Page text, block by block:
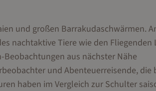
und großen Barrakudaschwärmen.
nachtaktive Tiere wie den Fliegenden
aus nächster Nähe
und Abenteuerreisende, die
haben im Vergleich zur Schulter